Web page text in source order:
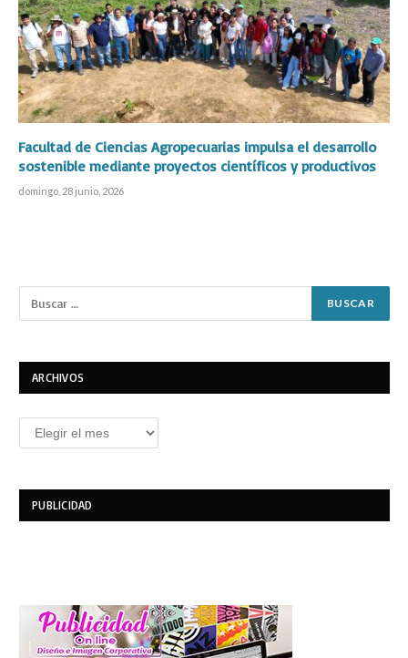
Facultad de Ciencias Agropecuarias impulsa el desarrollo
sostenible mediante proyectos científicos y productivos
domingo, 28 junio, 2026
ARCHIVOS
Archivos
PUBLICIDAD